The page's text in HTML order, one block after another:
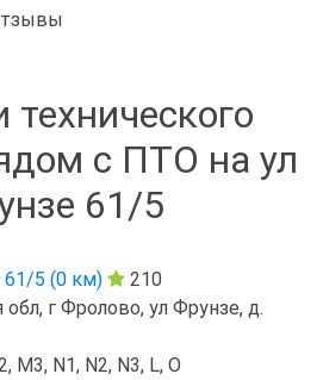
технического
с ПТО на ул
61/5
61/5 (0 км)
210
обл, г Фролово, ул Фрунзе, д.
M3, N1, N2, N3, L, O